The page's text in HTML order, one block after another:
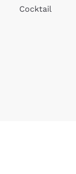
Cocktail